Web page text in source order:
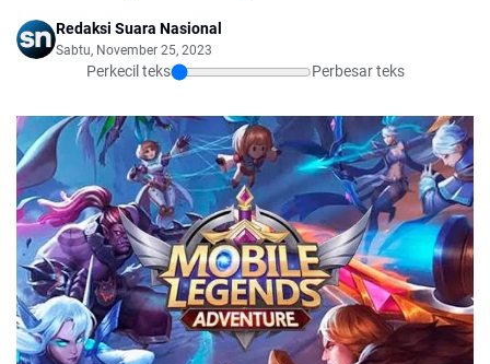
Redaksi Suara Nasional
Sabtu, November 25, 2023
Perkecil teks Perbesar teks